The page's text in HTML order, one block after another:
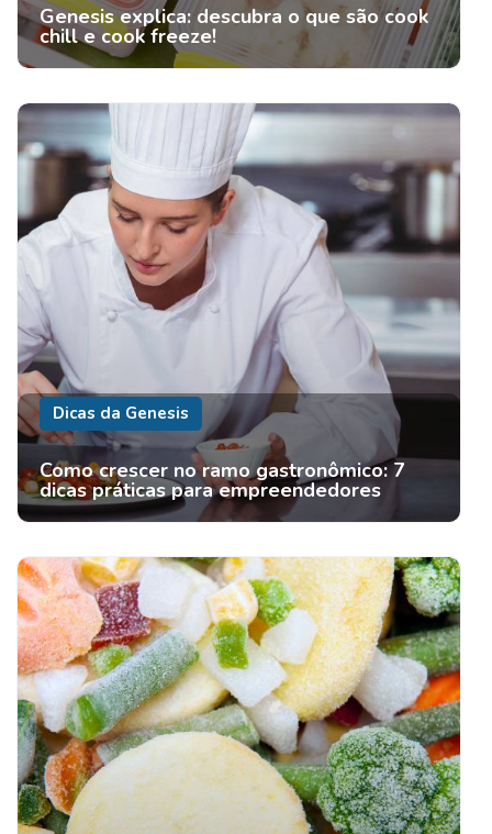
Genesis explica: descubra o que são cook
chill e cook freeze!
Dicas da Genesis
Como crescer no ramo gastronômico: 7
dicas práticas para empreendedores